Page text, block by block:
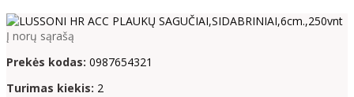
Į norų sąrašą
Prekės kodas: 0987654321
Turimas kiekis: 2